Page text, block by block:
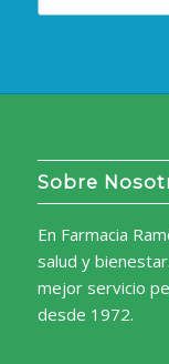
Sobre
En Farmacia
salud y
mejor servicio
desde 1972.